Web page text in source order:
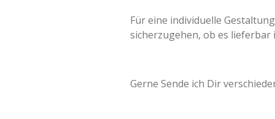
Für eine individuelle
sicherzugehen, ob es lieferbar
Gerne Sende ich Dir